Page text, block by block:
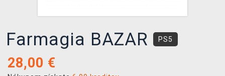
Farmagia BAZAR PS5
28,00 €